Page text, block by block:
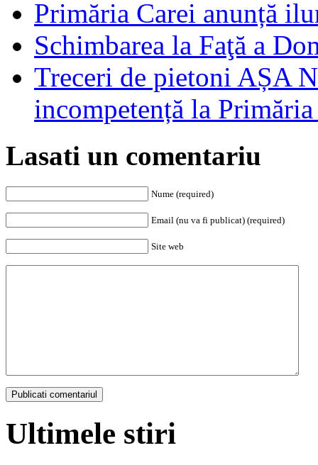
Primăria Carei anunță
Schimbarea la Faţă a
Treceri de pietoni AȘA
incompetență la
Lasati un comentariu
Nume (required)
Email (nu va fi publicat) (required)
Site web
Ultimele stiri